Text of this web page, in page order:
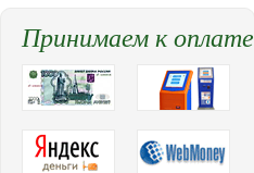
Принимаем к оплате